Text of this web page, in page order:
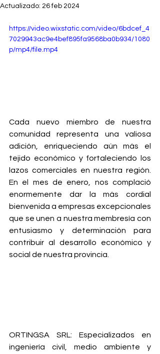
Actualizado: 26 feb 2024
https://video.wixstatic.com/video/6bdcef_4
7029943ac9e4bef895fa9568ba0b934/1080
p/mp4/file.mp4
Cada nuevo miembro de nuestra
comunidad representa una valiosa
adición, enriqueciendo aún más el
tejido económico y fortaleciendo los
lazos comerciales en nuestra región.
En el mes de enero, nos complació
enormemente dar la más cordial
bienvenida a empresas excepcionales
que se unen a nuestra membresía con
entusiasmo y determinación para
contribuir al desarrollo económico y
social de nuestra provincia.
ORTINGSA SRL: Especializados en
ingeniería civil, medio ambiente y